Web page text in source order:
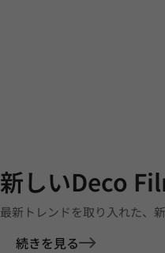
新しいDeco
最新トレンドを取り入れた、
続きを見る